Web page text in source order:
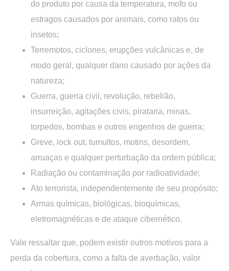
do produto por causa da temperatura, mofo ou
estragos causados por animais, como ratos ou
insetos;
Terremotos, ciclones, erupções vulcânicas e, de
modo geral, qualquer dano causado por ações da
natureza;
Guerra, guerra civil, revolução, rebelião,
insurreição, agitações civis, pirataria, minas,
torpedos, bombas e outros engenhos de guerra;
Greve, lock out, tumultos, motins, desordem,
arruaças e qualquer perturbação da ordem pública;
Radiação ou contaminação por radioatividade;
Ato terrorista, independentemente de seu propósito;
Armas químicas, biológicas, bioquímicas,
eletromagnéticas e de ataque cibernético.
Vale ressaltar que, podem existir outros motivos para a
perda da cobertura, como a falta de averbação, valor